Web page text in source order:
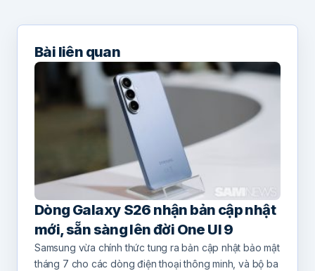
Bài liên quan
Dòng Galaxy S26 nhận bản cập nhật
mới, sẵn sàng lên đời One UI 9
Samsung vừa chính thức tung ra bản cập nhật bảo mật
tháng 7 cho các dòng điện thoại thông minh, và bộ ba